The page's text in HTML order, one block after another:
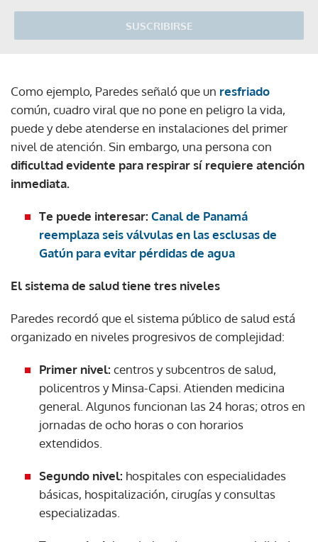
SUSCRIBIRSE
Como ejemplo, Paredes señaló que un resfriado
común, cuadro viral que no pone en peligro la vida,
puede y debe atenderse en instalaciones del primer
nivel de atención. Sin embargo, una persona con
dificultad evidente para respirar sí requiere atención
inmediata.
Te puede interesar: Canal de Panamá
reemplaza seis válvulas en las esclusas de
Gatún para evitar pérdidas de agua
El sistema de salud tiene tres niveles
Paredes recordó que el sistema público de salud está
organizado en niveles progresivos de complejidad:
Primer nivel: centros y subcentros de salud,
policentros y Minsa-Capsi. Atienden medicina
general. Algunos funcionan las 24 horas; otros en
jornadas de ocho horas o con horarios
extendidos.
Segundo nivel: hospitales con especialidades
básicas, hospitalización, cirugías y consultas
especializadas.